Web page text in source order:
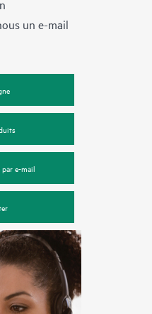
un e-mail
e-mail